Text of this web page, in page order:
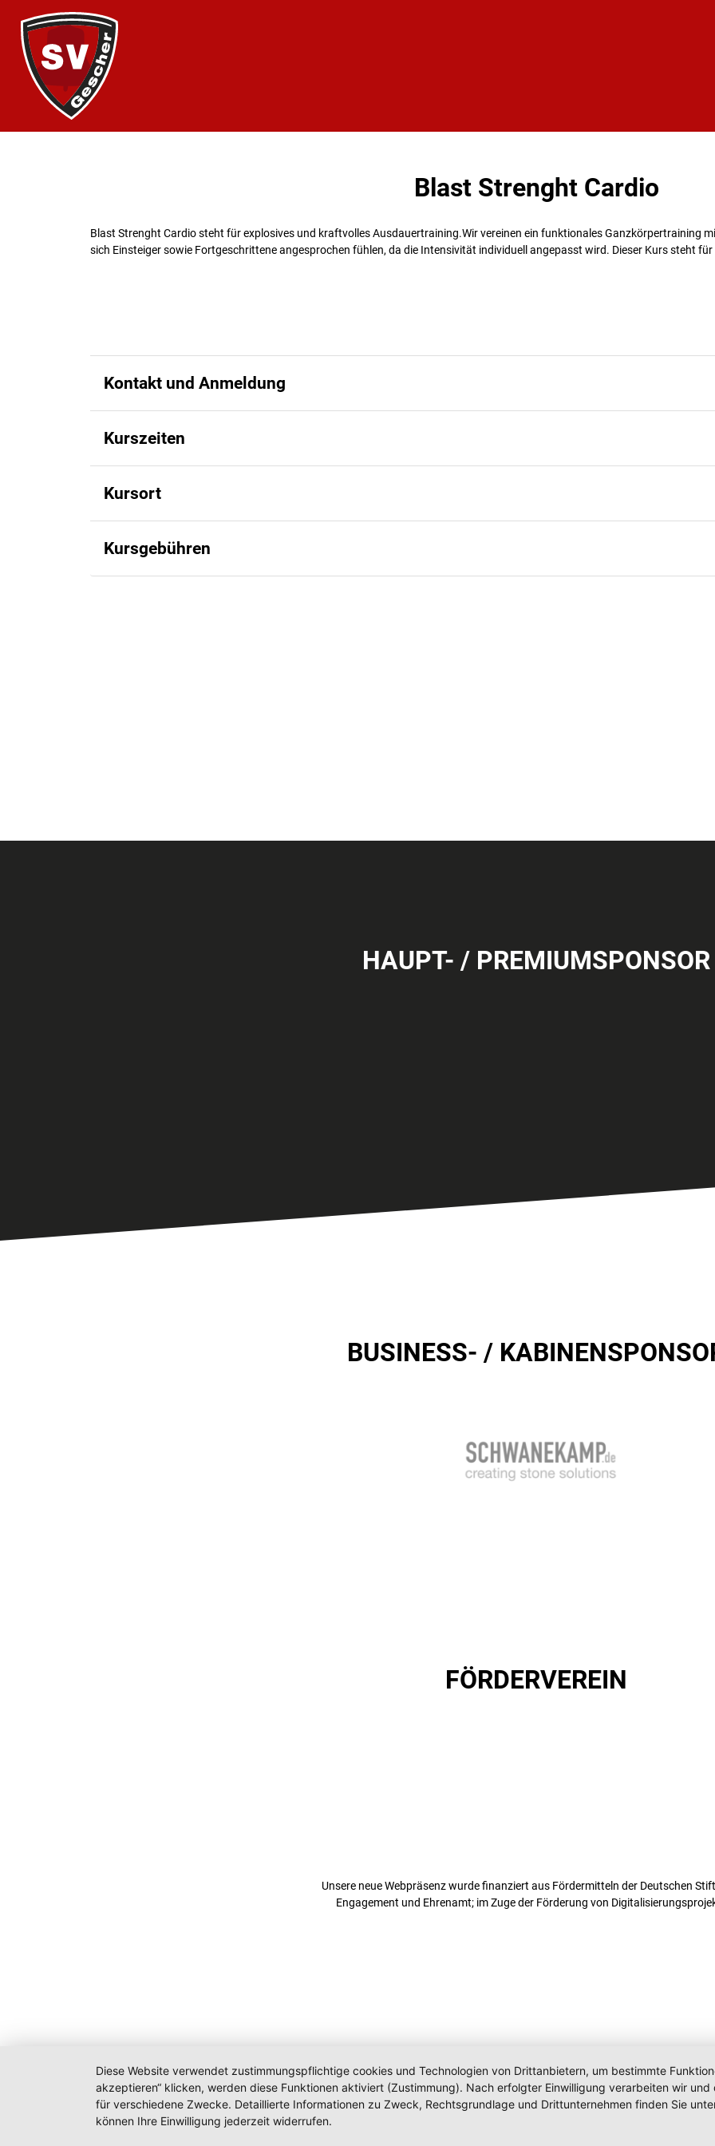
Blast Strenght Cardio
Blast Strenght Cardio steht für explosives und kraftvolles Ausdauertraining.Wir vereinen ein funktionales Ganzkörpertraining
sich Einsteiger sowie Fortgeschrittene angesprochen fühlen, da die Intensivität individuell angepasst wird. Dieser
Kontakt und Anmeldung
Kurszeiten
Kursort
Kursgebühren
HAUPT- / PREMIUMSPONSOR
BUSINESS- /
FÖRDERVEREIN
Unsere neue Webpräsenz wurde finanziert aus Fördermitteln der Deutschen
Engagement und Ehrenamt; im Zuge der Förderung von
Diese Website verwendet zustimmungspflichtige cookies und Technologien von Drittanbietern, um bestimmte
akzeptieren“ klicken, werden diese Funktionen aktiviert (Zustimmung). Nach erfolgter Einwilligung verarbeiten wir
für verschiedene Zwecke. Detaillierte Informationen zu Zweck, Rechtsgrundlage und Drittunternehmen finden Sie
können Ihre Einwilligung jederzeit widerrufen.